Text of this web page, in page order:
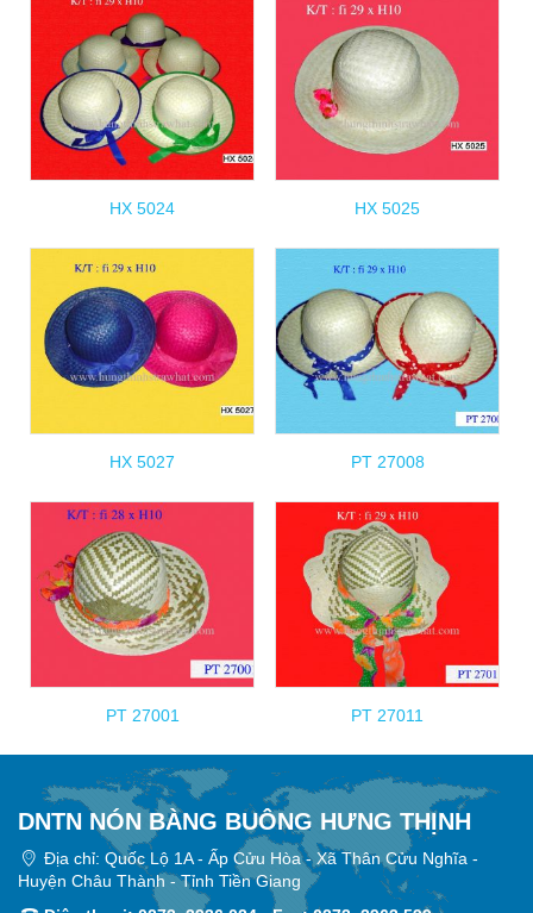
HX 5024 HX 5025
HX 5027 PT 27008
PT 27001 PT 27011
DNTN NÓN BÀNG BUÔNG HƯNG THỊNH
Địa chỉ: Quốc Lộ 1A - Ấp Cửu Hòa - Xã Thân Cửu Nghĩa -
Huyện Châu Thành - Tỉnh Tiền Giang